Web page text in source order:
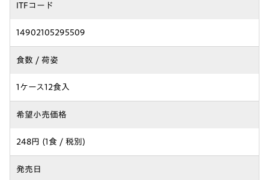
ITFコード
14902105295509
食数 / 荷姿
1ケース12食入
希望小売価格
248円 (1食 / 税別)
発売日